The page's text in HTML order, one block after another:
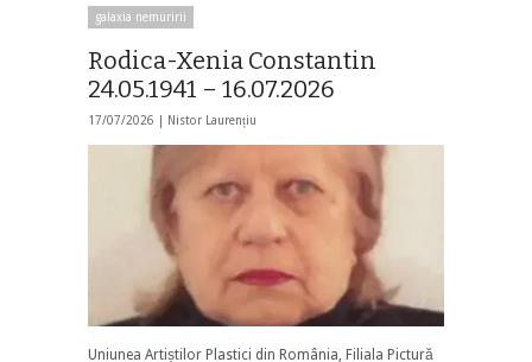
galaxia nemuririi
Rodica-Xenia Constantin
24.05.1941 – 16.07.2026
17/07/2026 | Nistor Laurențiu
Uniunea Artiștilor Plastici din România, Filiala Pictură